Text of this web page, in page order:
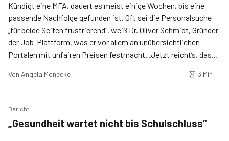
Kündigt eine MFA, dauert es meist einige Wochen, bis eine
passende Nachfolge gefunden ist. Oft sei die Personalsuche
„für beide Seiten frustrierend“, weiß Dr. Oliver Schmidt, Gründer
der Job-Plattform, was er vor allem an unübersichtlichen
Portalen mit unfairen Preisen festmacht. „Jetzt reicht’s, das
Arzt und sein Team und starteten die MFA-Börse.
Von Angela Monecke 3 Min
Bericht
„Gesundheit wartet nicht bis Schulschluss“